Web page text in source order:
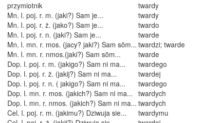
przymiotnik
twardy
Mn. l. poj. r. m. (jaki?) Sam je...
twardy
Mn. l. poj. r. ż. (jako?) Sam je...
twardo
Mn. l. poj. r. n. (jaki?) Sam je...
twarde
Mn. l. mn. r. mos. (jacy? jaki?) Sam sōm... twardzi; twarde
Mn. l. mn. r. nmos.(jaki?) Sam sōm...
twarde
Dop. l. poj. r. m. (jakigo?) Sam ni ma...
twardego
Dop. l. poj. r. ż. (jakij?) Sam ni ma...
twardej
Dop. l. poj. r. n. ( jakigo?) Sam ni ma...
twardego
Dop. l. mn. r. mos. (jakich?) Sam ni ma... twardych
Dop. l. mn. r. nmos. (jakich?) Sam ni ma... twardych
Cel. l. poj. r. m. (jakimu?) Dziwuja sie...
twardymu